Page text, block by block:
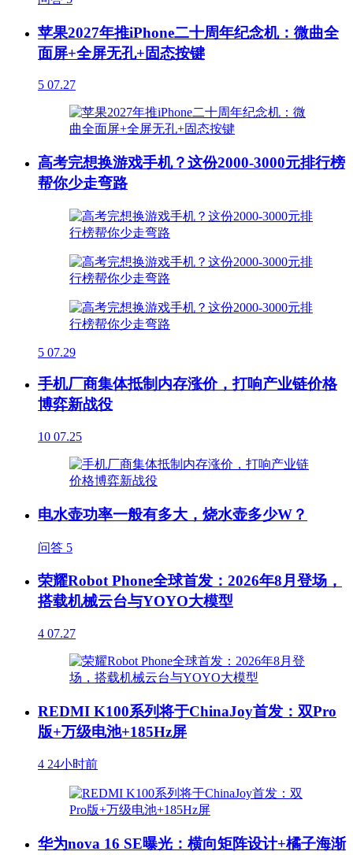
苹果2027年推iPhone二十周年纪念机：微曲全
面屏+全屏无孔+固态按键
5 07.27
高考完想换游戏手机？这份2000-3000元排行榜
帮你少走弯路
5 07.29
手机厂商集体抵制内存涨价，打响产业链价格
博弈新战役
10 07.25
电水壶功率一般有多大，烧水壶多少W？
问答 5
荣耀Robot Phone全球首发：2026年8月登场，
搭载机械云台与YOYO大模型
4 07.27
REDMI K100系列将于ChinaJoy首发：双Pro
版+万级电池+185Hz屏
4 24小时前
华为nova 16 SE曝光：横向矩阵设计+橘子海渐